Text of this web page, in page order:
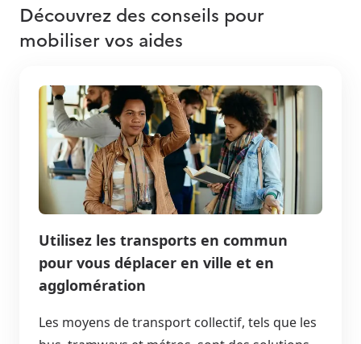
Découvrez des conseils pour
mobiliser vos aides
Utilisez les transports en commun
pour vous déplacer en ville et en
agglomération
Les moyens de transport collectif, tels que les